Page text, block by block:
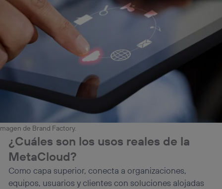
de Brand Factory.
¿Cuáles son los usos reales de la
MetaCloud?
Como capa superior, conecta a organizaciones,
equipos, usuarios y clientes con soluciones alojadas